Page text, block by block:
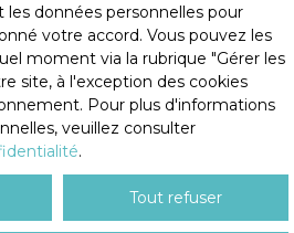
données personnelles pour
votre accord. Vous pouvez les
moment via la rubrique ″Gérer les
site, à l'exception des cookies
Pour plus d'informations
veuillez consulter
.
Tout refuser